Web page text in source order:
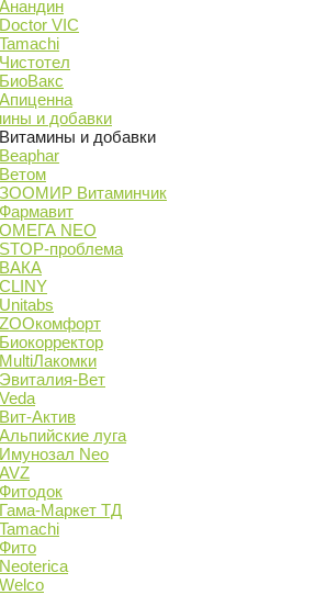
Анандин
Doctor VIC
Tamachi
Чистотел
БиоВакс
Апиценна
и добавки
Витамины и добавки
Beaphar
Ветом
ЗООМИР Витаминчик
Фармавит
ОМЕГА NEO
STOP-проблема
ВАКА
CLINY
Unitabs
ZOOкомфорт
Биокорректор
MultiЛакомки
Эвиталия-Вет
Veda
Вит-Актив
Альпийские луга
Имунозал Neo
AVZ
Фитодок
Гама-Маркет ТД
Tamachi
Фито
Neoterica
Welco